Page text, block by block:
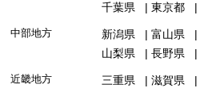
千葉県
東京都
中部地方 新潟県 富山県
山梨県
長野県
近畿地方 三重県 滋賀県